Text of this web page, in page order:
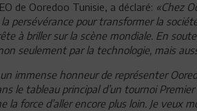
de Ooredoo Tunisie, a déclaré: «Chez
persévérance pour transformer la
à briller sur la scène mondiale. En
seulement par la technologie, mais
un immense honneur de représenter
le tableau principal d’un tournoi
la force d’aller encore plus loin. Je veux